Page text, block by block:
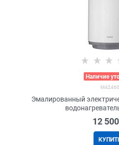
Наличие
M42460
Эмалированный
12 500